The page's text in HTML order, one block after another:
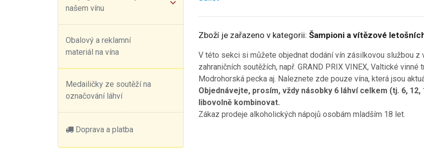
našem vínu
Obalový a reklamní
materiál na vína
Medailičky ze soutěží na
označování láhví
Doprava a platba
Zboží je zařazeno v kategorii: Šampioni a vítězové
V této sekci si můžete objednat dodání vín zásilkovou službou z
zahraničních soutěžích, např. GRAND PRIX VINEX, Valtické
Modrohorská pecka aj. Naleznete zde pouze vína, která jsou
Objednávejte, prosím, vždy násobky 6 láhví celkem (tj. 6,
libovolně kombinovat.
Zákaz prodeje alkoholických nápojů osobám mladším 18 let.